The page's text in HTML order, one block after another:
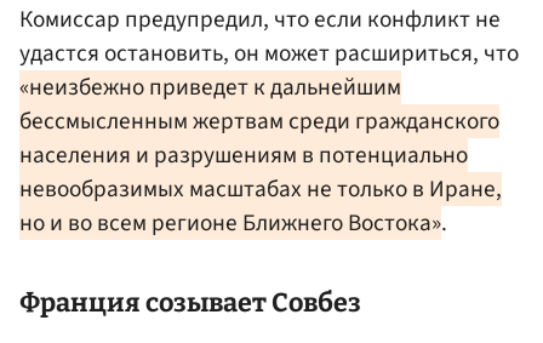
Комиссар предупредил, что если конфликт не
удастся остановить, он может расшириться, что
«неизбежно приведет к дальнейшим
бессмысленным жертвам среди гражданского
населения и разрушениям в потенциально
невообразимых масштабах не только в Иране,
но и во всем регионе Ближнего Востока».
Франциясозывает Совбез